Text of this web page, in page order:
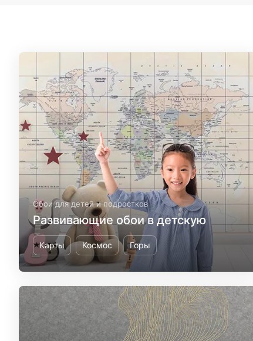
Обои для детей и подростков
Развивающие обои в детскую
Карты Космос Горы